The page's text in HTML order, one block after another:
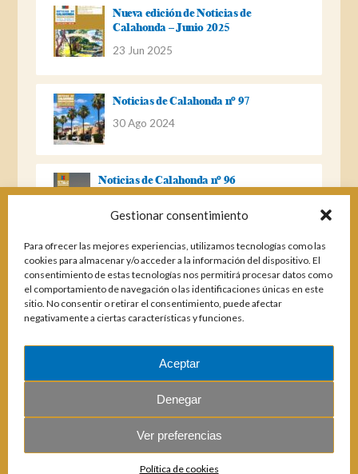
Gestionar consentimiento
Para ofrecer las mejores experiencias, utilizamos tecnologías como las
cookies para almacenar y/o acceder a la información del dispositivo. El
consentimiento de estas tecnologías nos permitirá procesar datos como
el comportamiento de navegación o las identificaciones únicas en este
sitio. No consentir o retirar el consentimiento, puede afectar
negativamente a ciertas características y funciones.
Aceptar
Denegar
Ver preferencias
Política de cookies
Nueva edición de Noticias de
Calahonda – Junio 2025
23 Jun 2025
Noticias de Calahonda nº 97
30 Ago 2024
Noticias de Calahonda nº 96
Noticias de Calahonda Nº 95
04 Ene 2023
Calle Monte Paraíso, 6, 29649 Mijas Costa.